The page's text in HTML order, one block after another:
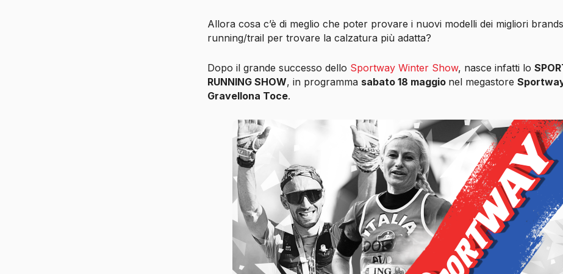
Allora cosa c’è di meglio che poter provare i nuovi modelli dei migliori
running/trail per trovare la calzatura più adatta?
Dopo il grande successo dello Sportway Winter Show, nasce infatti lo
RUNNING SHOW, in programma sabato 18 maggio nel megastore
Gravellona Toce.